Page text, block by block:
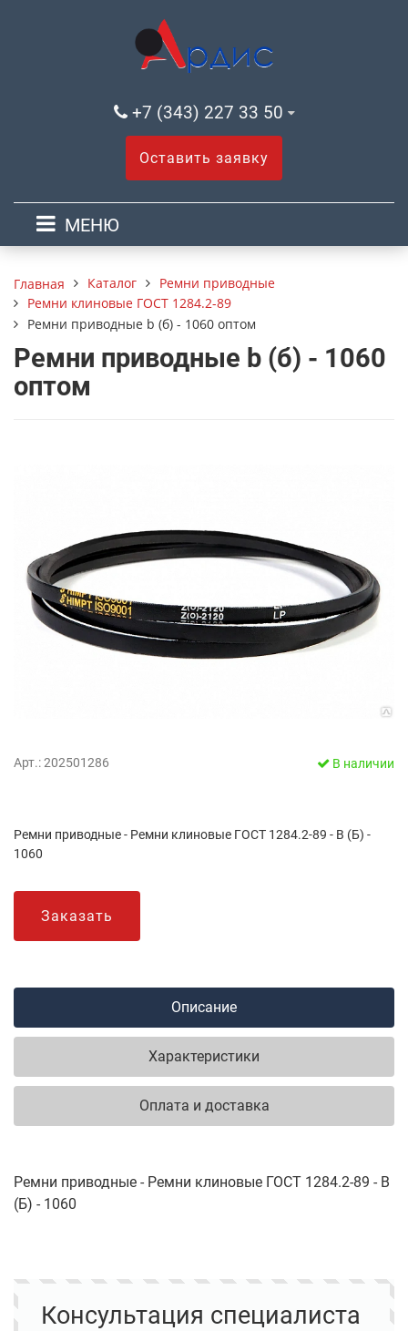
+7 (343) 227 33 50
Оставить заявку
МЕНЮ
Главная Каталог
Ремни приводные
Ремни клиновые ГОСТ 1284.2-89
Ремни приводные b (б) - 1060 оптом
Ремни приводные b (б) - 1060
оптом
Арт.: 202501286 В наличии
Ремни приводные - Ремни клиновые ГОСТ 1284.2-89 - B (Б) -
1060
Заказать
Описание
Характеристики
Оплата и доставка
Ремни приводные - Ремни клиновые ГОСТ 1284.2-89 - B
(Б) - 1060
Консультация специалиста